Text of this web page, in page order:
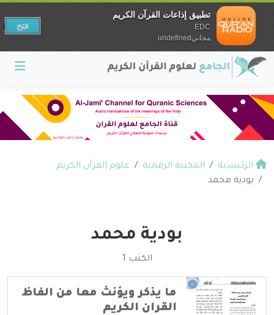
الرئيسية المكتبة الرقمية
علوم القرآن الكريم
بودية محمد
بودية محمد
الكتب 1
ما يذكر ويؤنث معا من الفاظ
القران الكريم
تطبيق إذاعات القرآن الكريم
EDC
مجانيundefined
فتح